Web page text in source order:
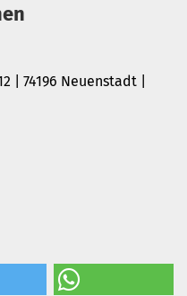
| 74196 Neuenstadt |